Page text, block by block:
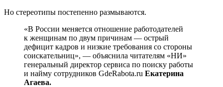
Но стереотипы постепенно размываются.
«В России меняется отношение работодателей
к женщинам по двум причинам — острый
дефицит кадров и низкие требования со стороны
соискательниц», — объяснила читателям «НИ»
генеральный директор сервиса по поиску работы
и найму сотрудников GdeRabota.ru Екатерина
Агаева.